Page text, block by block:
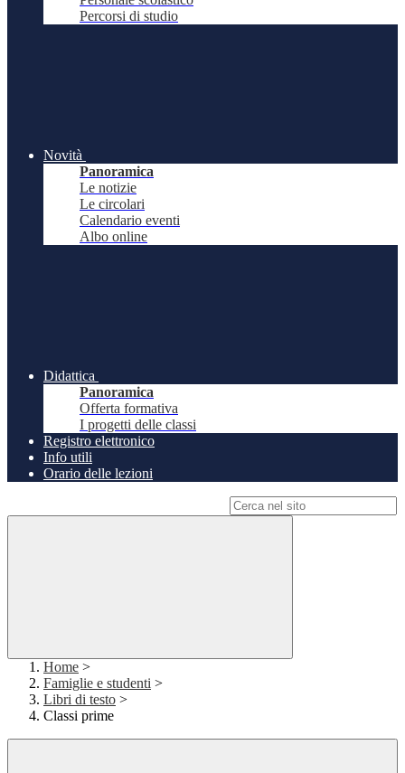
Percorsi di studio
Novità
Panoramica
Le notizie
Le circolari
Calendario eventi
Albo online
Didattica
Panoramica
Offerta formativa
I progetti delle classi
Registro elettronico
Info utili
Orario delle lezioni
Home >
Famiglie e studenti >
Libri di testo >
Classi prime